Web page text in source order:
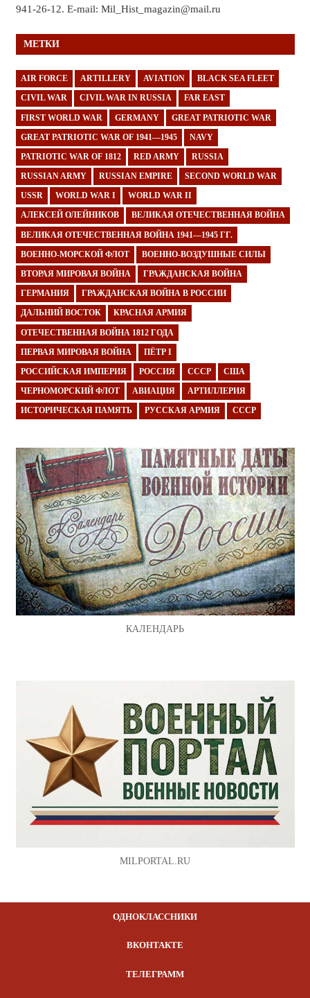
941-26-12. E-mail: Mil_Hist_magazin@mail.ru
МЕТКИ
AIR FORCE ARTILLERY AVIATION BLACK SEA FLEET
CIVIL WAR CIVIL WAR IN RUSSIA FAR EAST
FIRST WORLD WAR GERMANY GREAT PATRIOTIC WAR
GREAT PATRIOTIC WAR OF 1941—1945 NAVY
PATRIOTIC WAR OF 1812 RED ARMY RUSSIA
RUSSIAN ARMY RUSSIAN EMPIRE SECOND WORLD WAR
USSR WORLD WAR I WORLD WAR II
АЛЕКСЕЙ ОЛЕЙНИКОВ ВЕЛИКАЯ ОТЕЧЕСТВЕННАЯ ВОЙНА
ВЕЛИКАЯ ОТЕЧЕСТВЕННАЯ ВОЙНА 1941—1945 ГГ.
ВОЕННО-МОРСКОЙ ФЛОТ ВОЕННО-ВОЗДУШНЫЕ СИЛЫ
ВТОРАЯ МИРОВАЯ ВОЙНА ГРАЖДАНСКАЯ ВОЙНА
ГЕРМАНИЯ ГРАЖДАНСКАЯ ВОЙНА В РОССИИ
ДАЛЬНИЙ ВОСТОК КРАСНАЯ АРМИЯ
ОТЕЧЕСТВЕННАЯ ВОЙНА 1812 ГОДА
ПЕРВАЯ МИРОВАЯ ВОЙНА ПЁТР I
РОССИЙСКАЯ ИМПЕРИЯ РОССИЯ СССР США
ЧЕРНОМОРСКИЙ ФЛОТ АВИАЦИЯ АРТИЛЛЕРИЯ
ИСТОРИЧЕСКАЯ ПАМЯТЬ РУССКАЯ АРМИЯ СССР
КАЛЕНДАРЬ
MILPORTAL.RU
ОДНОКЛАССНИКИ
ВКОНТАКТЕ
ТЕЛЕГРАММ